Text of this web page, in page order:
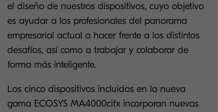
el diseño de nuestros dispositivos, cuyo objetivo
es ayudar a los profesionales del panorama
empresarial actual a hacer frente a los distintos
desafíos, así como a trabajar y colaborar de
forma más inteligente.
Los cinco dispositivos incluidos en la nueva
gama ECOSYS MA4000cifx incorporan nuevas